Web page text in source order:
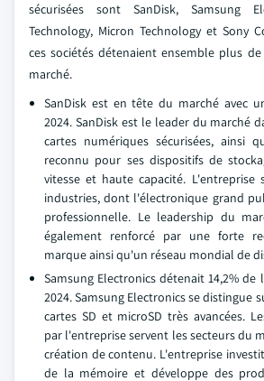
sécurisées sont SanDisk, Samsung
Technology, Micron Technology et Sony
ces sociétés détenaient ensemble plus
marché.
SanDisk est en tête du marché avec
2024. SanDisk est le leader du marché
cartes numériques sécurisées, ainsi
reconnu pour ses dispositifs de
vitesse et haute capacité. L'entreprise
industries, dont l'électronique grand
professionnelle. Le leadership du
également renforcé par une forte
marque ainsi qu'un réseau mondial de
Samsung Electronics détenait 14,2%
2024. Samsung Electronics se distingue
cartes SD et microSD très avancées.
par l'entreprise servent les secteurs du
création de contenu. L'entreprise
de la mémoire et développe des